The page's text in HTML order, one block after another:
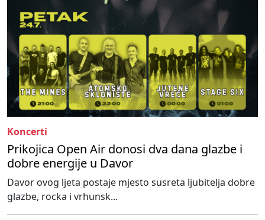
Koncerti
Prikojica Open Air donosi dva dana glazbe i
dobre energije u Davor
Davor ovog ljeta postaje mjesto susreta ljubitelja dobre
glazbe, rocka i vrhunsk...